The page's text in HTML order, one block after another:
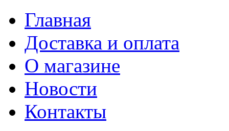
Главная
Доставка и оплата
О магазине
Новости
Контакты